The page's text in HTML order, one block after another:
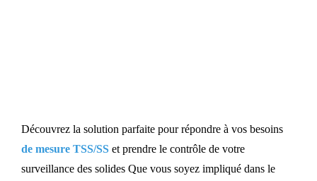
Découvrez la solution parfaite pour répondre à vos besoins
de mesure TSS/SSet prendre le contrôle de votre
surveillance des solides Que vous soyez impliqué dans le